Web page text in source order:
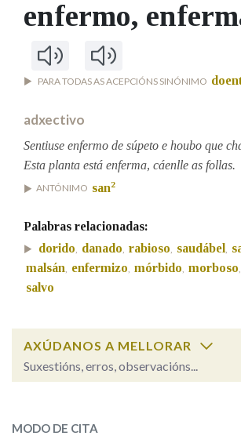
IDENTIDADE
MARCIAL DEL
CASA-MUSEO
FIGURAS
Facebook
TwitterYoutubeInstagramBluesky
BUSCAR NOS LEMAS
Comeza por
Contén
BUSCAR NO CONTIDO
Nas definicións
enfermo,
PARA TODAS AS ACEPCIÓNS SINÓNIMO
adxectivo
Sentiuse enfermo de súpeto e houbo que
Esta planta está enferma, cáenlle as follas.
ANTÓNIMO san2
Palabras relacionadas:
dorido danado rabioso saudábel
malsán enfermizo mórbido morboso
salvo
AXÚDANOS A MELLORAR
Suxestións, erros, observacións...
ESCOLLE UNHA OPCIÓN:
MODO DE CITA